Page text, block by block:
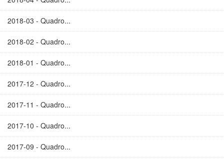
2018-03 - Quadro...
2018-02 - Quadro...
2018-01 - Quadro...
2017-12 - Quadro...
2017-11 - Quadro...
2017-10 - Quadro...
2017-09 - Quadro...